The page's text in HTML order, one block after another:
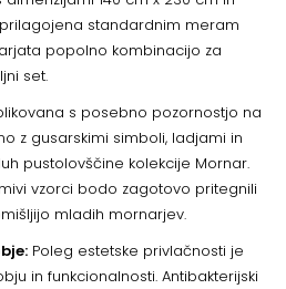
standardnim meram
popolno kombinacijo za
set.
s posebno pozornostjo na
z gusarskimi simboli, ladjami in
pustolovščine kolekcije Mornar.
vzorci bodo zagotovo pritegnili
mladih mornarjev.
Poleg estetske privlačnosti je
in funkcionalnosti. Antibakterijski